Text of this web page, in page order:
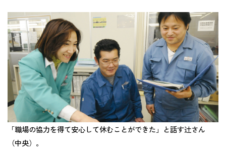
「職場の協力を得て安心して休むことができた」と話す辻さん
（中央）。